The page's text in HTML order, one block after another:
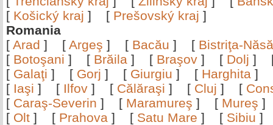
[ Košický kraj ] [ Prešovský kraj ]
Romania
[ Arad ] [ Argeş ] [ Bacău ] [ Bistriţa-
[ Botoşani ] [ Brăila ] [ Braşov ] [ Dolj ]
[ Galaţi ] [ Gorj ] [ Giurgiu ] [ Harghita ]
[ Iaşi ] [ Ilfov ] [ Călăraşi ] [ Cluj ] [
[ Caraş-Severin ] [ Maramureş ] [ Mureş
[ Olt ] [ Prahova ] [ Satu Mare ] [ Sibiu